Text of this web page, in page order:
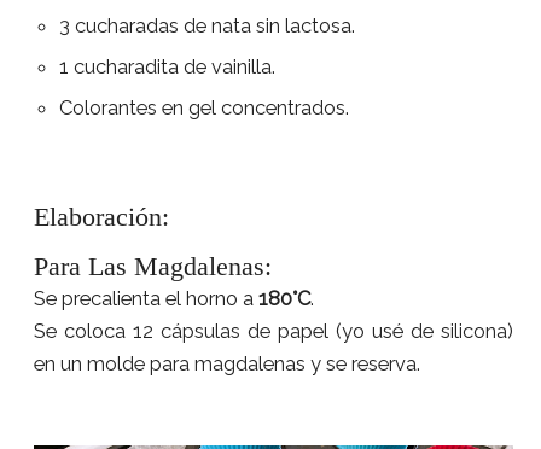
3 cucharadas de nata sin lactosa.
1 cucharadita de vainilla.
Colorantes en gel concentrados.
Elaboración:
Para Las Magdalenas:
Se precalienta el horno a180°C.
Se coloca 12 cápsulas de papel (yo usé de silicona)
en un molde para magdalenas y se reserva.